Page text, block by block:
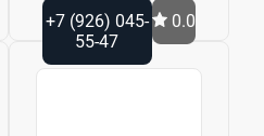
+7 (926) 045-
55-47
0.0